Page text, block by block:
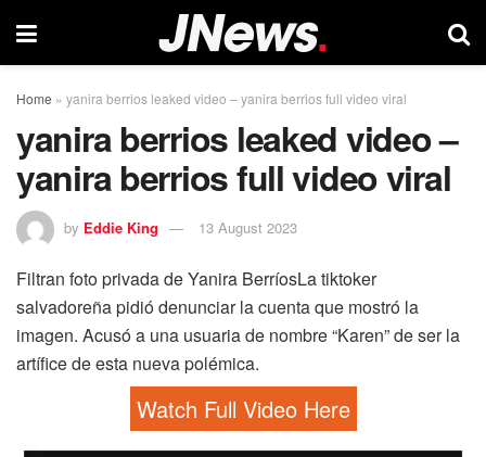
Home » yanira berrios leaked video – yanira berrios full video viral
yanira berrios leaked video –
yanira berrios full video viral
by Eddie King 13 August 2023
Filtran foto privada de Yanira BerríosLa tiktoker
salvadoreña pidió denunciar la cuenta que mostró la
imagen. Acusó a una usuaria de nombre “Karen” de ser la
artífice de esta nueva polémica.
Watch Full Video Here